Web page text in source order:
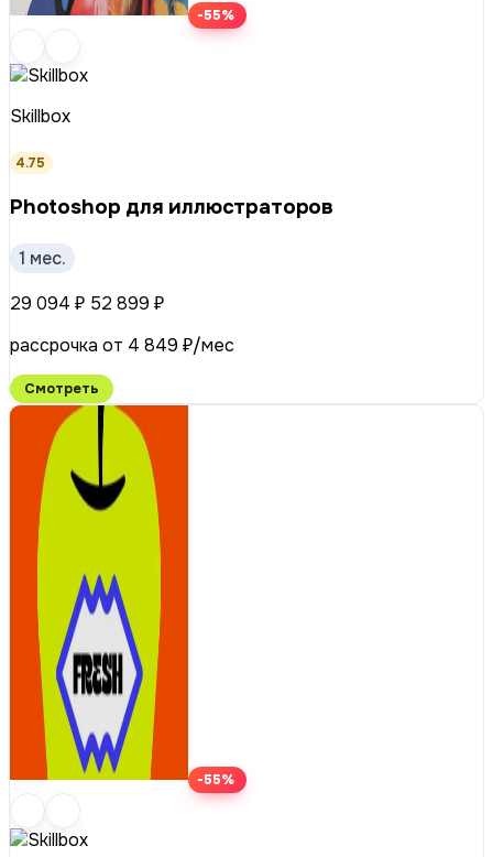
-55%
Skillbox
4.75
Photoshop для иллюстраторов
1 мес.
29 094 ₽ 52 899 ₽
рассрочка от 4 849 ₽/мес
Смотреть
-55%